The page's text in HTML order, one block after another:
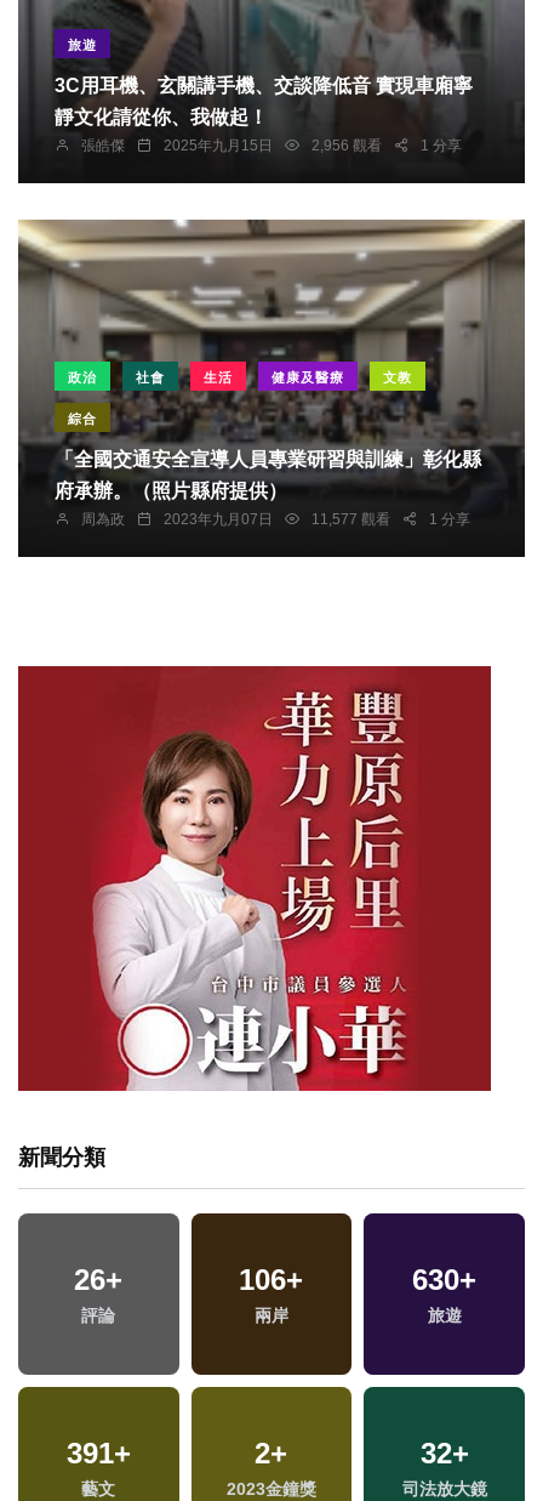
旅遊
3C用耳機、玄關講手機、交談降低音 實現車廂寧
靜文化請從你、我做起！
張皓傑 2025年九月15日 2,956 觀看 1 分享
政治 社會 生活 健康及醫療 文教
綜合
「全國交通安全宣導人員專業研習與訓練」彰化縣
府承辦。（照片縣府提供）
周為政 2023年九月07日 11,577 觀看 1 分享
新聞分類
26+
評論
106+
兩岸
630+
旅遊
391+
藝文
2+
2023金鐘獎
32+
司法放大鏡
102+
影視
20+
海峽論壇專區
61+
兩岸道教文化交流專
2109+
社會
23+
2024總統大選
534+
熱門